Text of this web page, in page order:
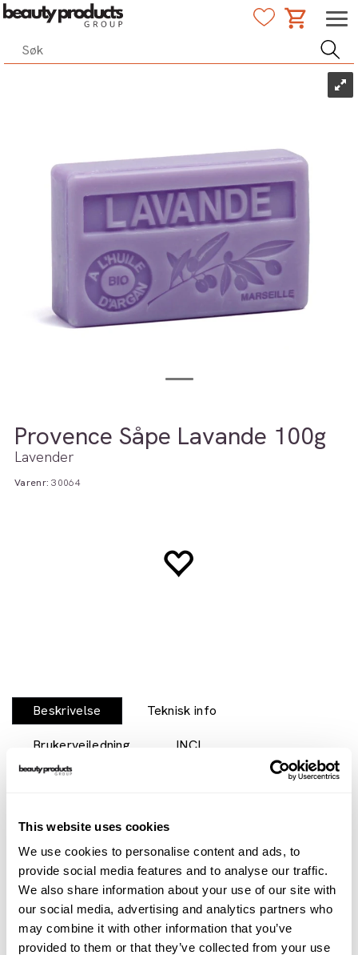
This website uses cookies
We use cookies to personalise content and ads, to
provide social media features and to analyse our traffic.
We also share information about your use of our site with
our social media, advertising and analytics partners who
may combine it with other information that you’ve
provided to them or that they’ve collected from your use
Provence Såpe Lavande 100g
Lavender
Varenr:30064
Beskrivelse Teknisk info
Brukerveiledning INCI
resultat av sin eksepsjonelle sammensetning av A, D, E og
F-vitamin. Sheasmør virker regenererende og reparerende
på huden, og bidrar til å bekjempe tørrhet.
Typisk provençalsk! Denne duften er frisk, aromatisk, floral,
full av kamfer og lett treaktig i sammensetningen.
- 125 gr.
- Hovednote: aromatisk